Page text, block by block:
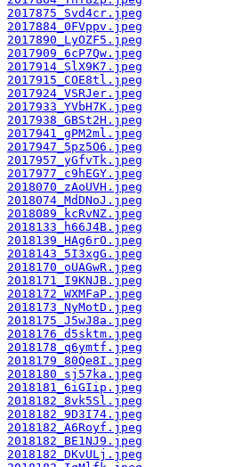
2017875_Svd4cr.jpeg
2017884_0FVppv.jpeg
2017890_LyOZF5.jpeg
2017909_6cP7Qw.jpeg
2017914_SlX9K7.jpeg
2017915_COE8tl.jpeg
2017924_VSRJer.jpeg
2017933_YVbH7K.jpeg
2017938_GBSt2H.jpeg
2017941_gPM2ml.jpeg
2017947_5pz5O6.jpeg
2017957_yGfvTk.jpeg
2017977_c9hEGY.jpeg
2018070_zAoUVH.jpeg
2018074_MdDNoJ.jpeg
2018089_kcRvNZ.jpeg
2018133_h66J4B.jpeg
2018139_HAg6rO.jpeg
2018143_5I3xgG.jpeg
2018170_oUAGwR.jpeg
2018171_I9KNJB.jpeg
2018172_WXMFaP.jpeg
2018173_NyMotD.jpeg
2018175_J5wJ8a.jpeg
2018176_d5sktm.jpeg
2018178_q6ymtf.jpeg
2018179_80Qe8I.jpeg
2018180_sj57ka.jpeg
2018181_6iGIip.jpeg
2018182_8vk5Sl.jpeg
2018182_9D3I74.jpeg
2018182_A6Royf.jpeg
2018182_BE1NJ9.jpeg
2018182_DKvULj.jpeg